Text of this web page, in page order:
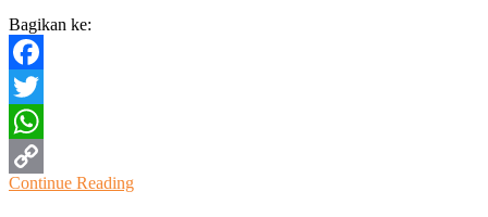
Bagikan ke:
Facebook
Twitter
WhatsApp
Copy
Continue Reading